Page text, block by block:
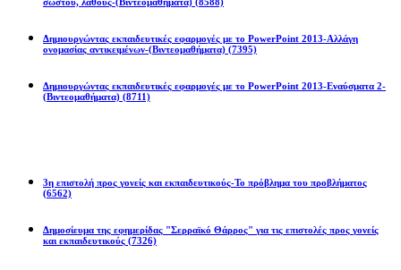
σωστού, λάθους-(Βιντεομαθήματα) (8588)
Δημιουργώντας εκπαιδευτικές εφαρμογές με το PowerPoint 2013-Αλλάγη
ονομασίας αντικειμένων-(Βιντεομαθήματα) (7395)
Δημιουργώντας εκπαιδευτικές εφαρμογές με το PowerPoint 2013-Εναύσματα 2-
(Βιντεομαθήματα) (8711)
3η επιστολή προς γονείς και εκπαιδευτικούς-Το πρόβλημα του προβλήματος
(6562)
Δημοσίευμα της εφημερίδας "Σερραϊκό Θάρρος" για τις επιστολές προς γονείς
και εκπαιδευτικούς (7326)